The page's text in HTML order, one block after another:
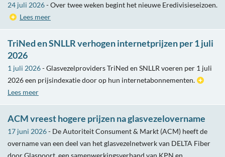
24 juli 2026- Over twee weken begint het nieuwe Eredivisieseizoen.
Lees meer
TriNed en SNLLR verhogen internetprijzen per 1 juli
2026
1 juli 2026- Glasvezelproviders TriNed en SNLLR voeren per 1 juli
2026 een prijsindexatie door op hun internetabonnementen.
Lees meer
ACM vreest hogere prijzen na glasvezelovername
17 juni 2026- De Autoriteit Consument & Markt (ACM) heeft de
overname van een deel van het glasvezelnetwerk van DELTA Fiber
door Glaspoort, een samenwerkingsverband van KPN en